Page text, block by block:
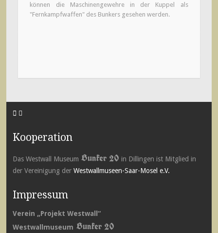
können die Maschinengewehre in der Kuppel als
"Fernkampfwaffen" des Bunkers gesehen werden.
Kooperation
Das Westwall Museum Bunker 20 in Dillingen ist Mitglied in
der Vereinigung der Westwallmuseen-Saar-Mosel e.V.
Impressum
Verein „Projekt Westwall“
Westwallmuseum Bunker 20